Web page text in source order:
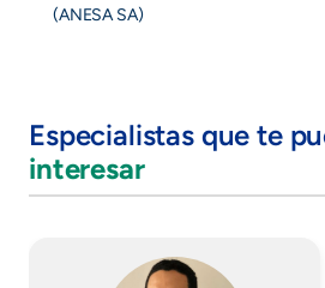
(ANESA SA)
Especialistas que te
interesar
Imagen